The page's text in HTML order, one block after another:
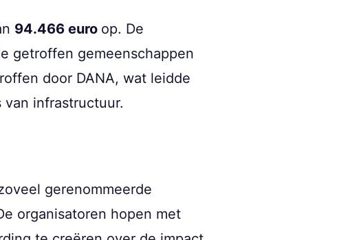
94.466 euro op. De
getroffen gemeenschappen
door DANA, wat leidde
infrastructuur.
gerenommeerde
organisatoren hopen met